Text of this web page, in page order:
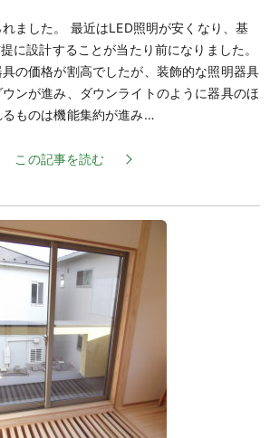
ました。 最近はLED照明が安くなり、基
に設計することが当たり前になりました。
の価格が割高でしたが、装飾的な照明器具
ンが進み、ダウンライトのように器具のほ
ものは機能集約が進み…
この記事を読む